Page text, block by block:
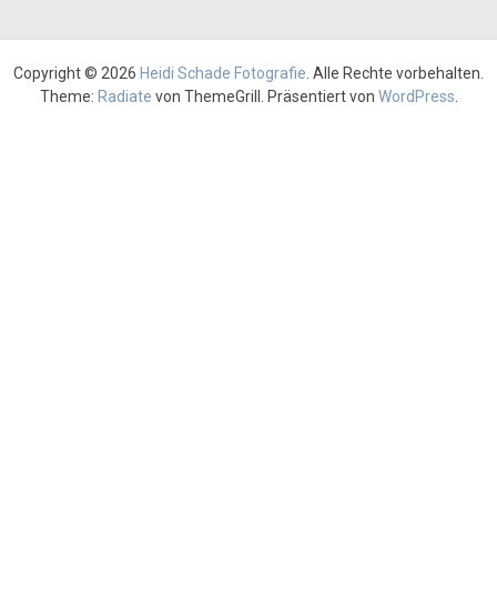
Copyright © 2026 Heidi Schade Fotografie . Alle Rechte vorbehalten.
Theme: Radiate von ThemeGrill. Präsentiert von WordPress